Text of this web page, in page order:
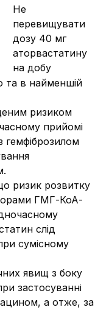
Не
перевищувати
дозу 40 мг
аторвастатину
на добу
та в найменшій
ризиком
прийомі
гемфіброзилом
ризик розвитку
ГМГ-КоА-
слід
сумісному
явищ з боку
застосуванні
а отже, за